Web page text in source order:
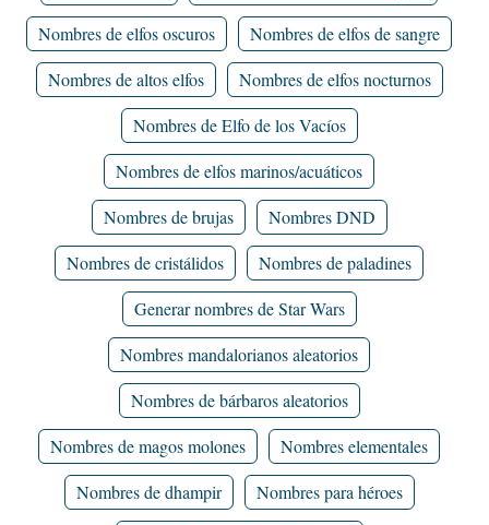
Nombres de elfos oscuros
Nombres de elfos de sangre
Nombres de altos elfos
Nombres de elfos nocturnos
Nombres de Elfo de los Vacíos
Nombres de elfos marinos/acuáticos
Nombres de brujas
Nombres DND
Nombres de cristálidos
Nombres de paladines
Generar nombres de Star Wars
Nombres mandalorianos aleatorios
Nombres de bárbaros aleatorios
Nombres de magos molones
Nombres elementales
Nombres de dhampir
Nombres para héroes